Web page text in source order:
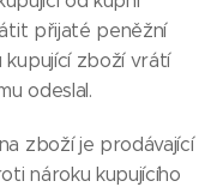
přijaté peněžní
kupující zboží vrátí
odeslal.
zboží je prodávající
nároku kupujícího